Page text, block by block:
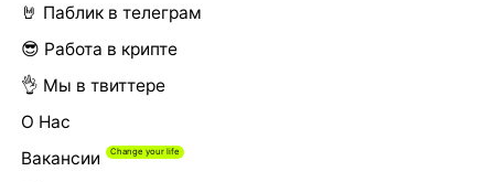
🤘 Паблик в телеграм
😎 Работа в крипте
👌 Мы в твиттере
О Нас
Вакансии